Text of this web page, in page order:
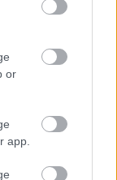
or
app.
tényleg
a széria
indult a Ubisoft